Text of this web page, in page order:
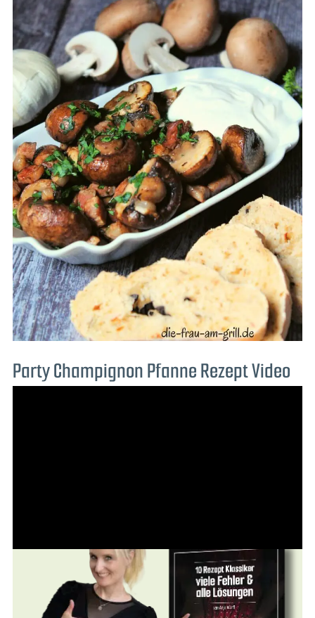
Party Champignon Pfanne Rezept Video